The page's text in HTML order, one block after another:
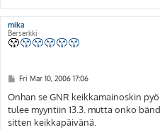
mika
Berserkki
P
s
t
Fri Mar 10, 2006 17:06
Onhan se GNR keikkamainoskin
tulee myyntiin 13.3. mutta onko
sitten keikkapäivänä.